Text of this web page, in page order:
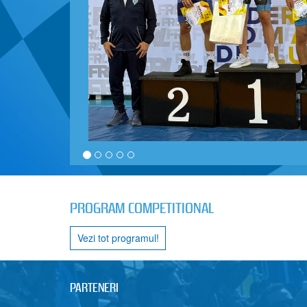
PROGRAM COMPETITIONAL
Vezi tot programul!
PARTENERI